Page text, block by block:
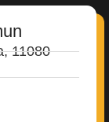
11080